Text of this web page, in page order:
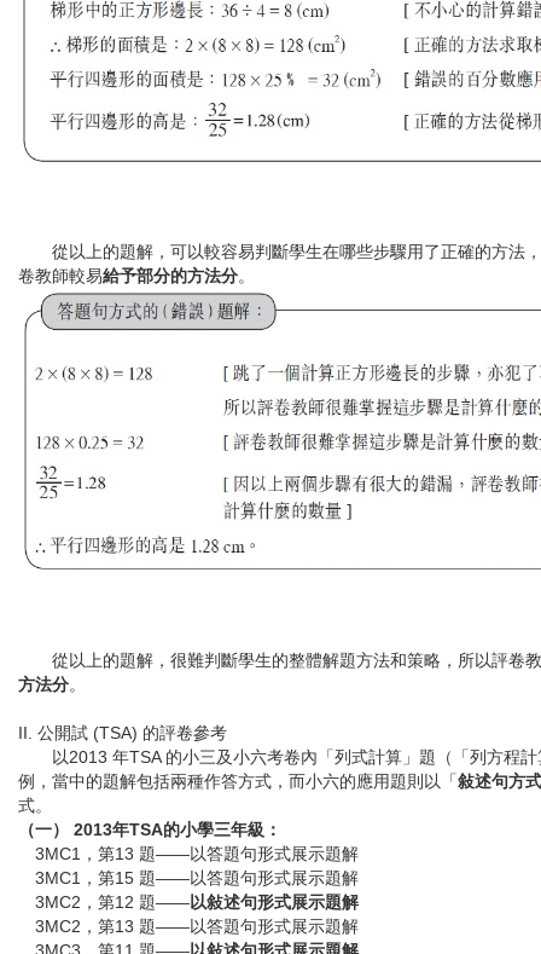
從以上的題解，可以較容易判斷學生在哪些步驟用了正確的方法
卷教師較易給予部分的方法分。
從以上的題解，很難判斷學生的整體解題方法和策略，所以評卷
方法分。
II. 公開試 (TSA) 的評卷參考
以2013 年TSA 的小三及小六考卷內「列式計算」題（「列方程計
例，當中的題解包括兩種作答方式，而小六的應用題則以「敍述句方式
式。
（一） 2013年TSA的小學三年級：
3MC1，第13 題——以答題句形式展示題解
3MC1，第15 題——以答題句形式展示題解
3MC2，第12 題——以敍述句形式展示題解
3MC2，第13 題——以答題句形式展示題解